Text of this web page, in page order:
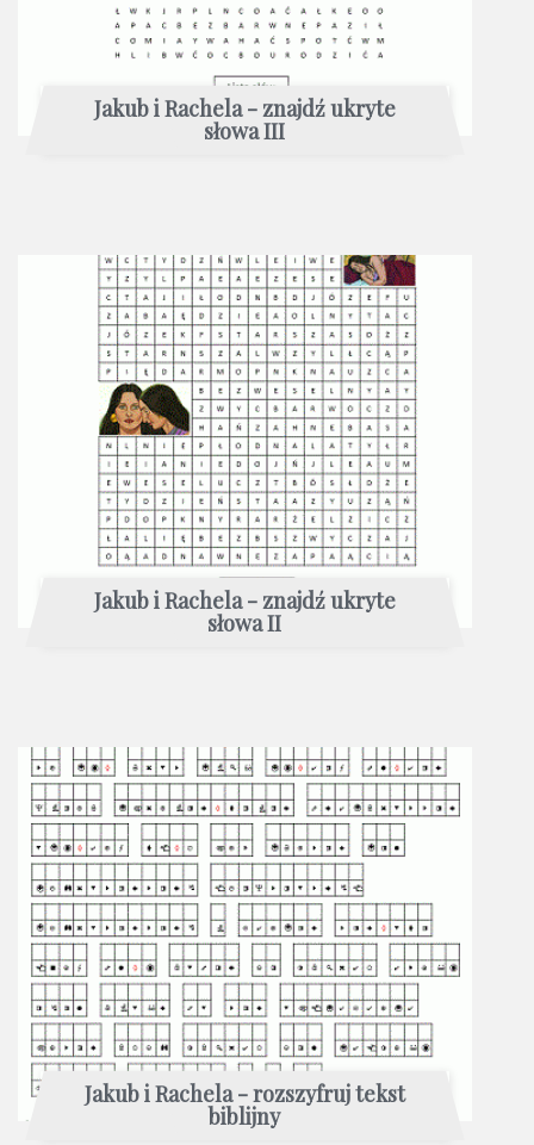
Jakub i Rachela - znajdź ukryte
słowa III
Jakub i Rachela - znajdź ukryte
słowa II
Jakub i Rachela - rozszyfruj tekst
biblijny